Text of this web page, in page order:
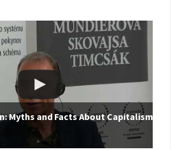
Myths and Facts About Capitalism |